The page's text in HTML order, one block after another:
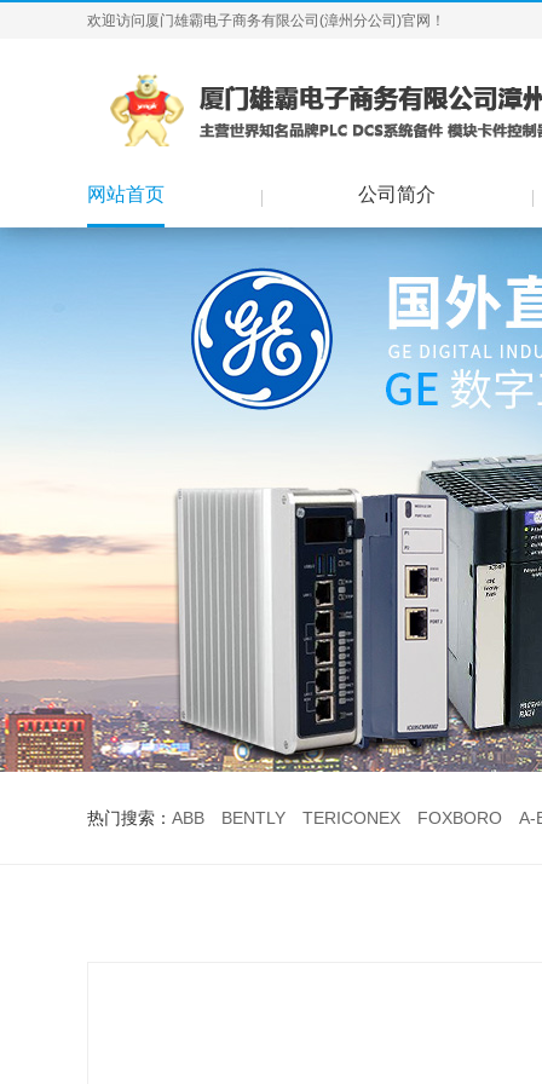
欢迎访问厦门雄霸电子商务有限公司(漳州分公司)官网！
网站首页 公司简介
热门搜索： ABB BENTLY TERICONEX FOXBORO A-